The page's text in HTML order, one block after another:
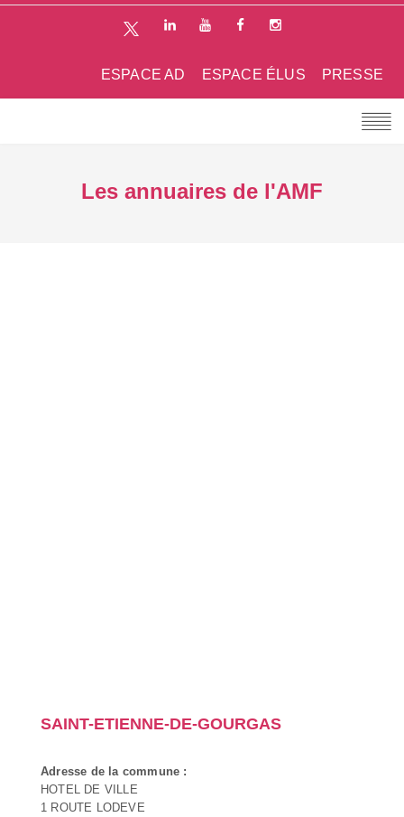
PRESSE
ESPACE ÉLUS
ESPACE AD
Les annuaires de l'AMF
SAINT-ETIENNE-DE-GOURGAS
Adresse de la commune :
HOTEL DE VILLE
1 ROUTE LODEVE